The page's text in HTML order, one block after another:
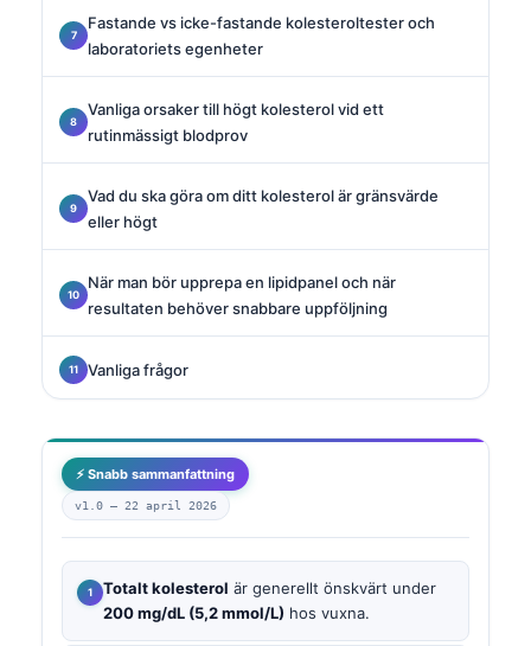
Fastande vs icke-fastande kolesteroltester och
laboratoriets egenheter
Vanliga orsaker till högt kolesterol vid ett
rutinmässigt blodprov
Vad du ska göra om ditt kolesterol är gränsvärde
eller högt
När man bör upprepa en lipidpanel och när
resultaten behöver snabbare uppföljning
Vanliga frågor
⚡ Snabb sammanfattning
v1.0 — 22 april 2026
Totalt kolesterol är generellt önskvärt under
200 mg/dL (5,2 mmol/L) hos vuxna.